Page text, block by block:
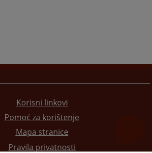
Korisni linkovi
Pomoć za korištenje
Mapa stranice
Pravila privatnosti